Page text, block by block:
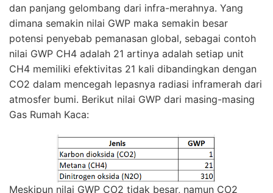
dan panjang gelombang dari infra-merahnya. Yang
dimana semakin nilai GWP maka semakin besar
potensi penyebab pemanasan global, sebagai contoh
nilai GWP CH4 adalah 21 artinya adalah setiap unit
CH4 memiliki efektivitas 21 kali dibandingkan dengan
CO2 dalam mencegah lepasnya radiasi inframerah dari
atmosfer bumi. Berikut nilai GWP dari masing-masing
Gas Rumah Kaca:
Meskipun nilai GWP CO2 tidak besar, namun CO2